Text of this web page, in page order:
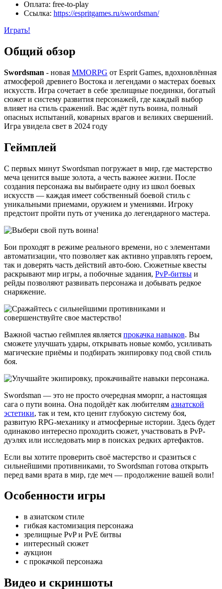
Оплата: free-to-play
Ссылка: https://espritgames.ru/swordsman/
Играть!
Общий обзор
Swordsman - новая MMORPG от Esprit Games, вдохновлённая
атмосферой древнего Востока и легендами о мастерах боевых
искусств. Игра сочетает в себе зрелищные поединки, богатый
сюжет и систему развития персонажей, где каждый выбор
влияет на стиль сражений. Вас ждёт путь воина, полный
опасных испытаний, коварных врагов и великих свершений.
Игра увидела свет в 2024 году
Геймплей
С первых минут Swordsman погружает в мир, где мастерство
меча ценится выше золота, а честь важнее жизни. После
создания персонажа вы выбираете одну из школ боевых
искусств — каждая имеет собственный боевой стиль с
уникальными приемами, оружием и умениями. Игроку
предстоит пройти путь от ученика до легендарного мастера.
Бои проходят в режиме реального времени, но с элементами
автоматизации, что позволяет как активно управлять героем,
так и доверять часть действий авто-бою. Сюжетные квесты
раскрывают мир игры, а побочные задания, PvP-битвы и
рейды позволяют развивать персонажа и добывать редкое
снаряжение.
Важной частью геймплея является прокачка навыков. Вы
сможете улучшать удары, открывать новые комбо, усиливать
магические приёмы и подбирать экипировку под свой стиль
боя.
Swordsman — это не просто очередная мморпг, а настоящая
сага о пути воина. Она подойдёт как любителям азиатской
эстетики, так и тем, кто ценит глубокую систему боя,
развитую RPG-механику и атмосферные истории. Здесь будет
одинаково интересно проходить сюжет, участвовать в PvP-
дуэлях или исследовать мир в поисках редких артефактов.
Если вы хотите проверить своё мастерство и сразиться с
сильнейшими противниками, то Swordsman готова открыть
перед вами врата в мир, где меч — продолжение вашей воли!
Особенности игры
в азиатском стиле
гибкая кастомизация персонажа
зрелищные PvP и PvE битвы
интересный сюжет
аукцион
с прокачкой персонажа
Видео и скриншоты